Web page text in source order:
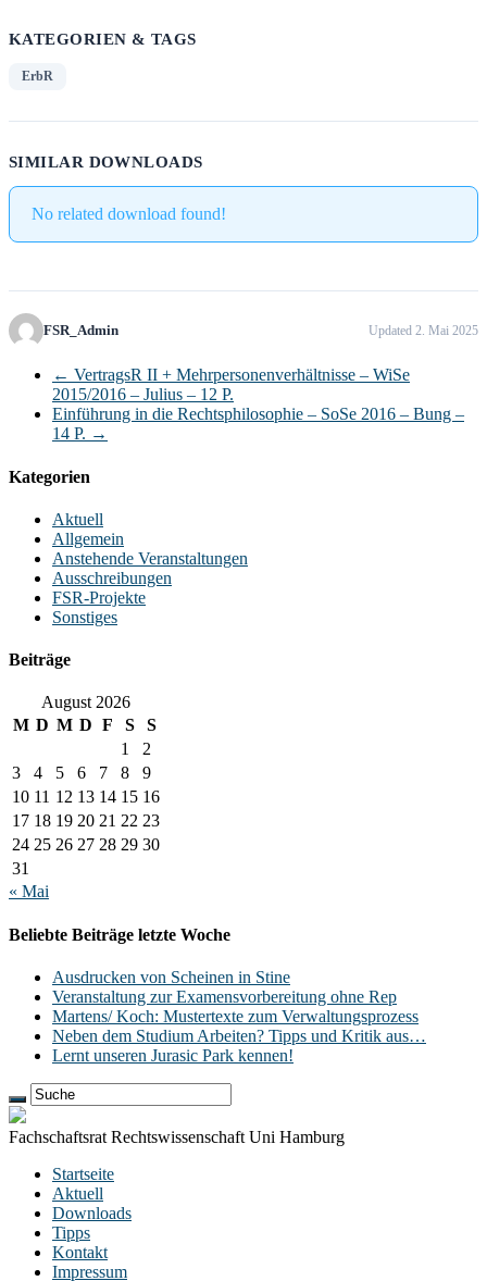
KATEGORIEN & TAGS
ErbR
SIMILAR DOWNLOADS
No related download found!
FSR_Admin Updated 2. Mai 2025
← VertragsR II + Mehrpersonenverhältnisse – WiSe
2015/2016 – Julius – 12 P.
Einführung in die Rechtsphilosophie – SoSe 2016 – Bung –
14 P. →
Kategorien
Aktuell
Allgemein
Anstehende Veranstaltungen
Ausschreibungen
FSR-Projekte
Sonstiges
Beiträge
August 2026
M D M D F S
S
1
2
3
4 5 6 7 8
9
10 11 12 13 14 15 16
17 18 19 20 21 22 23
24 25 26 27 28 29 30
31
« Mai
Beliebte Beiträge letzte Woche
Ausdrucken von Scheinen in Stine
Veranstaltung zur Examensvorbereitung ohne Rep
Martens/ Koch: Mustertexte zum Verwaltungsprozess
Neben dem Studium Arbeiten? Tipps und Kritik aus…
Lernt unseren Jurasic Park kennen!
Fachschaftsrat Rechtswissenschaft Uni Hamburg
Startseite
Aktuell
Downloads
Tipps
Kontakt
Impressum